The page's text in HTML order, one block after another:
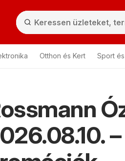
Otthon és Kert Sport